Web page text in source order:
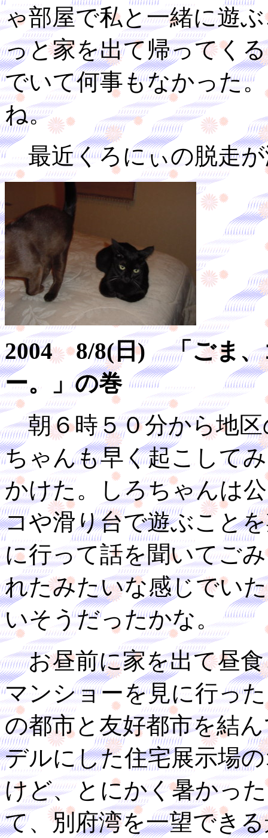
ゃ部屋で私と一緒に遊
っと家を出て帰ってく
でいて何事もなかった
ね。
最近くろにぃの脱走が
2004 8/8(日) 「ごま、
ー。」の巻
朝６時５０分から地区
ちゃんも早く起こして
かけた。しろちゃんは
コや滑り台で遊ぶこと
に行って話を聞いてご
れたみたいな感じでい
いそうだったかな。
お昼前に家を出て昼食
マンショーを見に行っ
の都市と友好都市を結
デルにした住宅展示場
けど、とにかく暑かっ
て、別府湾を一望でき